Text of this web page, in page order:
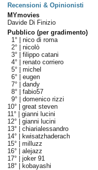
Recensioni & Opinionisti
MYmovies
Davide Di Finizio
Pubblico (per gradimento)
1° | nico di roma
2° | nicolò
3° | filippo catani
4° | renato corriero
5° | michel
6° | eugen
7° | dandy
8° | fabio57
9° | domenico rizzi
10° | great steven
11° | gianni lucini
12° | gianni lucini
13° | chiarialessandro
14° |
kwisatzhaderach
15° | milluzz
16° | alejazz
17° | joker 91
18° |
kobayashi